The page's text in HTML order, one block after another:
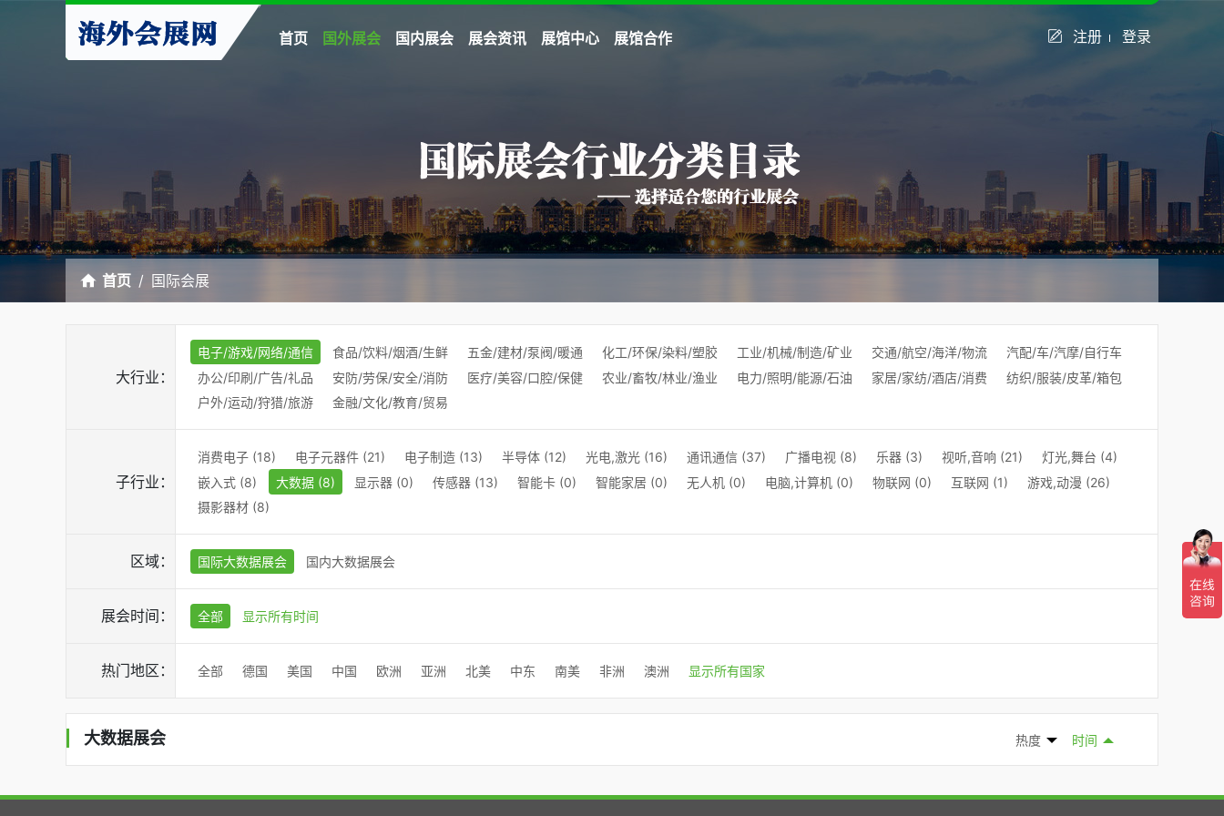
首页 国外展会 国内展会 展会资讯 展馆中心 展馆合作 注册 登录
首页 国际会展
大行业：
电子/游戏/网络/通信 食品/饮料/烟酒/生鲜 五金/建材/泵阀/暖通 化工/环保/染料/塑胶 工业/机械/制造/矿业 交通/航空/海洋/物流
汽配/车/汽摩/自行车
办公/印刷/广告/礼品
安防/劳保/安全/消防 医疗/美容/口腔/保健 农业/畜牧/林业/渔业 电力/照明/能源/石油 家居/家纺/酒店/消费
纺织/服装/皮革/箱包
户外/运动/狩猎/旅游
金融/文化/教育/贸易
子行业：
消费电子 (18) 电子元器件 (21) 电子制造 (13) 半导体 (12) 光电,激光 (16) 通讯通信 (37) 广播电视 (8) 乐器 (3) 视听,音响 (21)
灯光,舞台 (4)
嵌入式 (8)
大数据 (8) 显示器 (0) 传感器 (13) 智能卡 (0) 智能家居 (0) 无人机 (0) 电脑,计算机 (0) 物联网 (0) 互联网 (1)
游戏,动漫 (26)
摄影器材 (8)
区域： 国际大数据展会 国内大数据展会
展会时间： 全部 显示所有时间
热门地区： 全部 德国 美国 中国 欧洲 亚洲 北美 中东 南美 非洲 澳洲 显示所有国家
大数据展会 热度 时间